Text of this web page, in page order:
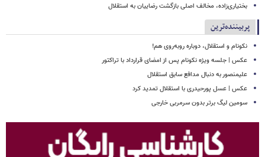
بختیاری‌زاده، مخالف اصلی بازگشت رضاییان به استقلال
پربیننده‌ترین
نکونام و استقلال، دوباره روبه‌روی هم!
عکس | جلسه ویژه نکونام پس از امضای قرارداد با تراکتور
علیمنصور به دنبال مدافع سابق استقلال
عکس | عسل پورحیدری با استقلال تمدید کرد
سومین لیگ برتر بدون سرمربی خارجی